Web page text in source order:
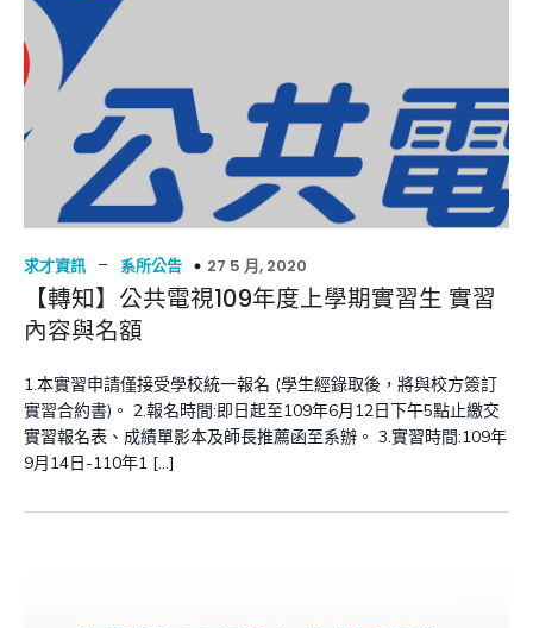
求才資訊 – 系所公告 27 5 月, 2020
【轉知】公共電視109年度上學期實習生 實習
內容與名額
1.本實習申請僅接受學校統一報名 (學生經錄取後，將與校方簽訂
實習合約書)。 2.報名時間:即日起至109年6月12日下午5點止繳交
實習報名表、成績單影本及師長推薦函至系辦。 3.實習時間:109年
9月14日-110年1 […]